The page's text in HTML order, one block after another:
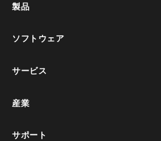
製品
ソフトウェア
サービス
産業
サポート